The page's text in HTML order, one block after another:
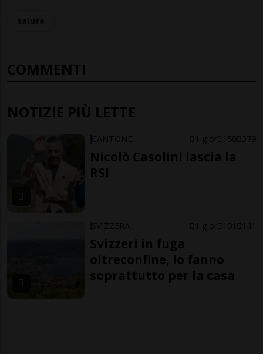
COMMENTI
NOTIZIE PIÙ LETTE
CANTONE 1 gior 150 379
Nicolò Casolini lascia la
RSI
SVIZZERA 1 gior 101 141
Svizzeri in fuga
oltreconfine, lo fanno
soprattutto per la casa